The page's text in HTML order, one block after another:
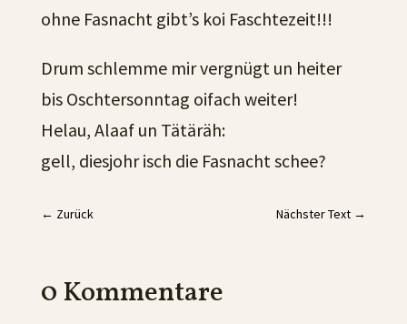
ohne Fasnacht gibt’s koi Faschtezeit!!!
Drum schlemme mir vergnügt un heiter
bis Oschtersonntag oifach weiter!
Helau, Alaaf un Tätäräh:
gell, diesjohr isch die Fasnacht schee?
← Zurück Nächster Text →
0 Kommentare